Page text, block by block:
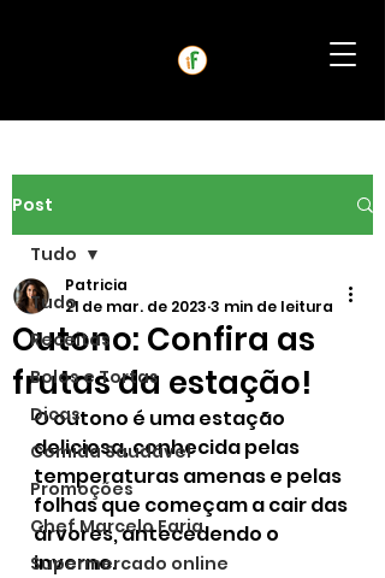
Post
Tudo
Receitas
Bolos e Tortas
Dicas
Comida Saudável
Promoções
Chef Marcelo Faria
Supermercado online
Tudo
Outono: Confira as
frutas da estação!
Patricia
21 de mar. de 2023 3 min de leitura
O outono é uma estação
deliciosa, conhecida pelas
temperaturas amenas e pelas
folhas que começam a cair das
árvores, antecedendo o
inverno.